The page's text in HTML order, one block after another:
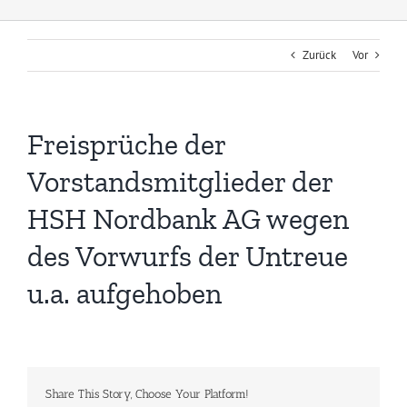
Zurück Vor
Freisprüche der
Vorstandsmitglieder der
HSH Nordbank AG wegen
des Vorwurfs der Untreue
u.a. aufgehoben
Share This Story, Choose Your Platform!